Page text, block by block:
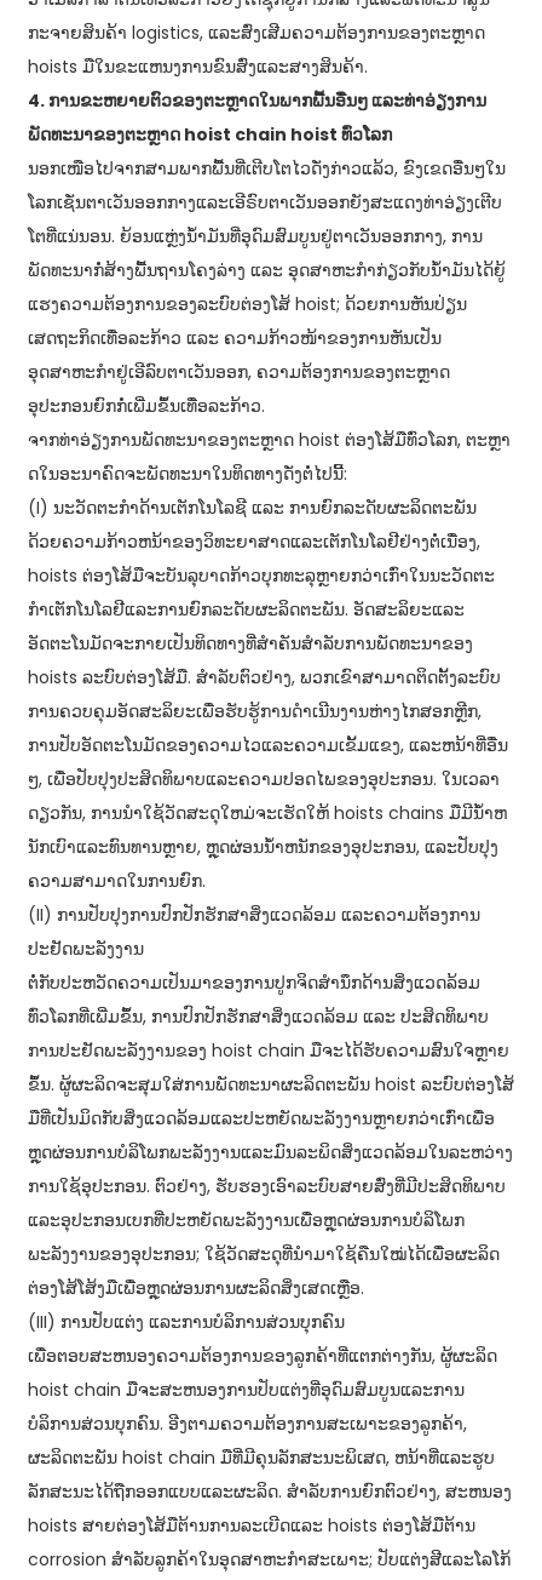
ກະຈາຍສິນຄ້າ logistics, ແລະສົ່ງເສີມຄວາມຕ້ອງການຂອງຕະຫຼາດ
hoists ມືໃນຂະແຫນງການຂົນສົ່ງແລະສາງສິນຄ້າ.
4. ການຂະຫຍາຍຕົວຂອງຕະຫຼາດໃນພາກພື້ນອື່ນໆ ແລະທ່າອ່ຽງການ
ພັດທະນາຂອງຕະຫຼາດ hoist chain hoist ທົ່ວໂລກ
ນອກ​ເໜືອ​ໄປ​ຈາກ​ສາມ​ພາກ​ພື້ນ​ທີ່​ເຕີບ​ໂຕ​ໄວ​ດັ່ງກ່າວ​ແລ້ວ, ຂົງ​ເຂດ​ອື່ນໆ​ໃນ​
ໂລກ​ເຊັ່ນ​ຕາ​ເວັນ​ອອກ​ກາງ​ແລະ​ເອີຣົບຕາ​ເວັນ​ອອກ​ຍັງ​ສະ​ແດງ​ທ່າ​ອ່ຽງ​ເຕີບ​
ໂຕ​ທີ່​ແນ່ນອນ. ຍ້ອນແຫຼ່ງນ້ຳມັນທີ່ອຸດົມສົມບູນຢູ່ຕາເວັນອອກກາງ, ການ
ພັດທະນາກໍ່ສ້າງພື້ນຖານໂຄງລ່າງ ແລະ ອຸດສາຫະກຳກ່ຽວກັບນ້ຳມັນໄດ້ຍູ້
ແຮງຄວາມຕ້ອງການຂອງລະບົບຕ່ອງໂສ້ hoist; ດ້ວຍ​ການ​ຫັນປ່ຽນ​
ເສດຖະກິດ​ເທື່ອ​ລະ​ກ້າວ ​ແລະ ຄວາມ​ກ້າວໜ້າ​ຂອງ​ການ​ຫັນ​ເປັນ​
ອຸດສາຫະກຳ​ຢູ່​ເອີ​ລົບ​ຕາ​ເວັນ​ອອກ, ຄວາມ​ຕ້ອງການ​ຂອງ​ຕະຫຼາດ​
ອຸປະກອນ​ຍົກ​ກໍ່​ເພີ່ມ​ຂຶ້ນ​ເທື່ອ​ລະ​ກ້າວ.
ຈາກ​ທ່າ​ອ່ຽງ​ການ​ພັດ​ທະ​ນາ​ຂອງ​ຕະ​ຫຼາດ hoist ຕ່ອງ​ໂສ້​ມື​ທົ່ວ​ໂລກ, ຕະ​ຫຼາ
ດ​ໃນ​ອະ​ນາ​ຄົດ​ຈະ​ພັດ​ທະ​ນາ​ໃນ​ທິດ​ທາງ​ດັ່ງ​ຕໍ່​ໄປ​ນີ້:
(I) ນະວັດຕະກໍາດ້ານເຕັກໂນໂລຊີ ແລະ ການຍົກລະດັບຜະລິດຕະພັນ
ດ້ວຍຄວາມກ້າວຫນ້າຂອງວິທະຍາສາດແລະເຕັກໂນໂລຢີຢ່າງຕໍ່ເນື່ອງ,
hoists ຕ່ອງໂສ້ມືຈະບັນລຸບາດກ້າວບຸກທະລຸຫຼາຍກວ່າເກົ່າໃນນະວັດຕະ
ກໍາເຕັກໂນໂລຢີແລະການຍົກລະດັບຜະລິດຕະພັນ. ອັດສະລິຍະແລະ
ອັດຕະໂນມັດຈະກາຍເປັນທິດທາງທີ່ສໍາຄັນສໍາລັບການພັດທະນາຂອງ
hoists ລະບົບຕ່ອງໂສ້ມື. ສໍາລັບຕົວຢ່າງ, ພວກເຂົາສາມາດຕິດຕັ້ງລະບົບ
ການຄວບຄຸມອັດສະລິຍະເພື່ອຮັບຮູ້ການດໍາເນີນງານຫ່າງໄກສອກຫຼີກ,
ການປັບອັດຕະໂນມັດຂອງຄວາມໄວແລະຄວາມເຂັ້ມແຂງ, ແລະຫນ້າທີ່ອື່ນ
ໆ, ເພື່ອປັບປຸງປະສິດທິພາບແລະຄວາມປອດໄພຂອງອຸປະກອນ. ໃນເວລາ
ດຽວກັນ, ການນໍາໃຊ້ວັດສະດຸໃຫມ່ຈະເຮັດໃຫ້ hoists chains ມືມີນ້ໍາຫ
ນັກເບົາແລະທົນທານຫຼາຍ, ຫຼຸດຜ່ອນນ້ໍາຫນັກຂອງອຸປະກອນ, ແລະປັບປຸງ
ຄວາມສາມາດໃນການຍົກ.
(II) ການປັບປຸງການປົກປັກຮັກສາສິ່ງແວດລ້ອມ ແລະຄວາມຕ້ອງການ
ປະຢັດພະລັງງານ
ຕໍ່ກັບປະຫວັດຄວາມເປັນມາຂອງການປູກຈິດສໍານຶກດ້ານສິ່ງແວດລ້ອມ
ທົ່ວໂລກທີ່ເພີ່ມຂຶ້ນ, ການປົກປັກຮັກສາສິ່ງແວດລ້ອມ ແລະ ປະສິດທິພາບ
ການປະຢັດພະລັງງານຂອງ hoist chain ມືຈະໄດ້ຮັບຄວາມສົນໃຈຫຼາຍ
ຂຶ້ນ. ຜູ້ຜະລິດຈະສຸມໃສ່ການພັດທະນາຜະລິດຕະພັນ hoist ລະບົບຕ່ອງໂສ້
ມືທີ່ເປັນມິດກັບສິ່ງແວດລ້ອມແລະປະຫຍັດພະລັງງານຫຼາຍກວ່າເກົ່າເພື່ອ
ຫຼຸດຜ່ອນການບໍລິໂພກພະລັງງານແລະມົນລະພິດສິ່ງແວດລ້ອມໃນລະຫວ່າງ
ການໃຊ້ອຸປະກອນ. ຕົວຢ່າງ, ຮັບຮອງເອົາລະບົບສາຍສົ່ງທີ່ມີປະສິດທິພາບ
ແລະອຸປະກອນເບກທີ່ປະຫຍັດພະລັງງານເພື່ອຫຼຸດຜ່ອນການບໍລິໂພກ
ພະລັງງານຂອງອຸປະກອນ; ໃຊ້ວັດສະດຸທີ່ນຳມາໃຊ້ຄືນໃໝ່ໄດ້ເພື່ອຜະລິດ
ຕ່ອງໂສ້ໂສ້ງມືເພື່ອຫຼຸດຜ່ອນການຜະລິດສິ່ງເສດເຫຼືອ.
(III) ການປັບແຕ່ງ ແລະການບໍລິການສ່ວນບຸກຄົນ
ເພື່ອຕອບສະຫນອງຄວາມຕ້ອງການຂອງລູກຄ້າທີ່ແຕກຕ່າງກັນ, ຜູ້ຜະລິດ
hoist chain ມືຈະສະຫນອງການປັບແຕ່ງທີ່ອຸດົມສົມບູນແລະການ
ບໍລິການສ່ວນບຸກຄົນ. ອີງຕາມຄວາມຕ້ອງການສະເພາະຂອງລູກຄ້າ,
ຜະລິດຕະພັນ hoist chain ມືທີ່ມີຄຸນລັກສະນະພິເສດ, ຫນ້າທີ່ແລະຮູບ
ລັກສະນະໄດ້ຖືກອອກແບບແລະຜະລິດ. ສໍາລັບການຍົກຕົວຢ່າງ, ສະຫນອງ
hoists ສາຍຕ່ອງໂສ້ມືຕ້ານການລະເບີດແລະ hoists ຕ່ອງໂສ້ມືຕ້ານ
corrosion ສໍາລັບລູກຄ້າໃນອຸດສາຫະກໍາສະເພາະ; ປັບແຕ່ງສີແລະໂລໂກ້